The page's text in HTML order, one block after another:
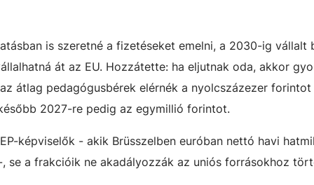
is szeretné a fizetéseket emelni, a 2030-ig vállalt
át az EU. Hozzátette: ha eljutnak oda, akkor
átlag pedagógusbérek elérnék a nyolcszázezer
2027-re pedig az egymillió forintot.
képviselők - akik Brüsszelben euróban nettó havi
se a frakcióik ne akadályozzák az uniós forrásokhoz